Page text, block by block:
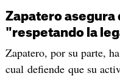
Zapatero asegura
"respetando la
Zapatero, por su parte,
cual defiende que su